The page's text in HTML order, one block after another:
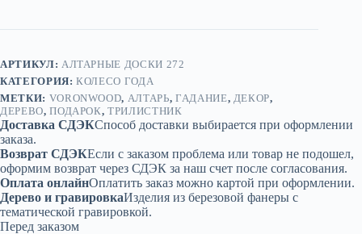
АРТИКУЛ: АЛТАРНЫЕ ДОСКИ 272
КАТЕГОРИЯ:КОЛЕСО ГОДА
МЕТКИ: VORONWOOD, АЛТАРЬ, ГАДАНИЕ, ДЕКОР,
ДЕРЕВО,ПОДАРОК,ТРИЛИСТНИК
Доставка СДЭКСпособ доставки выбирается при оформлении
заказа.
Возврат СДЭКЕсли с заказом проблема или товар не подошел,
оформим возврат через СДЭК за наш счет после согласования.
Оплата онлайнОплатить заказ можно картой при оформлении.
Дерево и гравировкаИзделия из березовой фанеры с
тематической гравировкой.
Перед заказом